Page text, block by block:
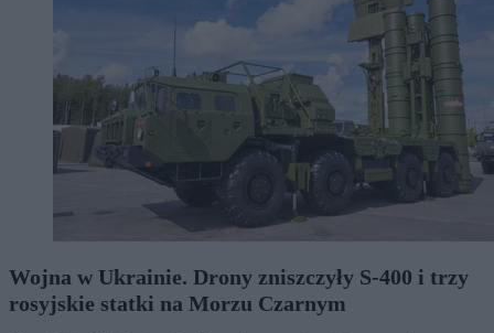
Wojna w Ukrainie. Drony zniszczyły S-400 i trzy
rosyjskie statki na Morzu Czarnym